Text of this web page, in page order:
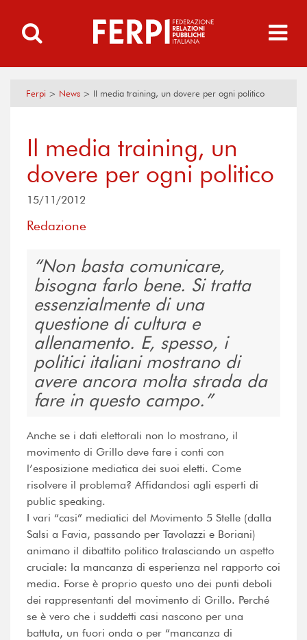
Ferpi > News > Il media training, un dovere per ogni politico
Il media training, un
dovere per ogni politico
15/11/2012
Redazione
Non basta comunicare,
bisogna farlo bene. Si tratta
essenzialmente di una
questione di cultura e
allenamento. E, spesso, i
politici italiani mostrano di
avere ancora molta strada da
fare in questo campo.
Anche se i dati elettorali non lo mostrano, il
movimento di Grillo deve fare i conti con
l’esposizione mediatica dei suoi eletti. Come
risolvere il problema? Affidandosi agli esperti di
public speaking.
I vari “casi” mediatici del Movimento 5 Stelle (dalla
Salsi a Favia, passando per Tavolazzi e Boriani)
animano il dibattito politico tralasciando un aspetto
cruciale: la mancanza di esperienza nel rapporto coi
media. Forse è proprio questo uno dei punti deboli
dei rappresentanti del movimento di Grillo. Perché
se è vero che i suddetti casi nascono per una
battuta, un fuori onda o per “mancanza di